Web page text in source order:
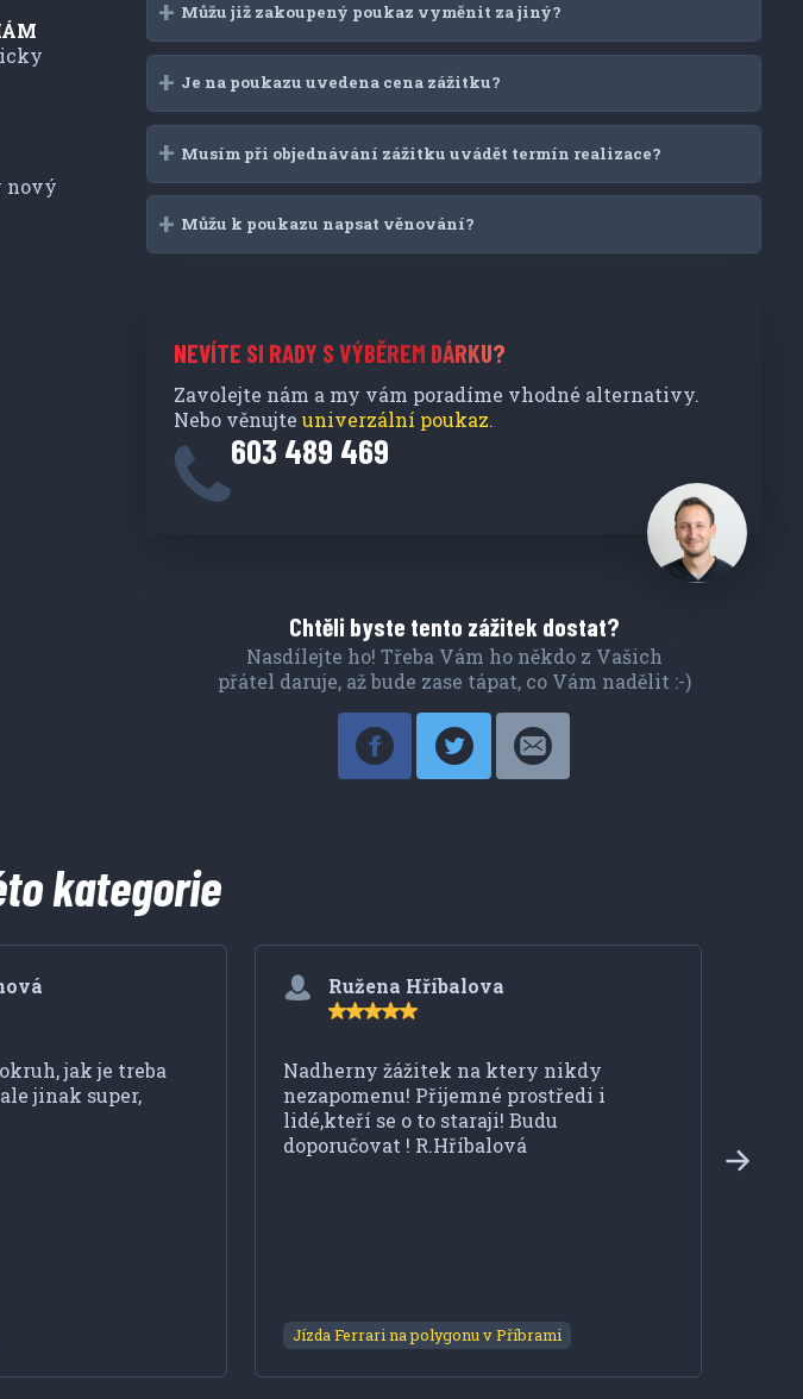
nový
Můžu již zakoupený poukaz vyměnit za jiný?
Je na poukazu uvedena cena zážitku?
Musím při objednávání zážitku uvádět termín realizace?
Můžu k poukazu napsat věnování?
NEVÍTE SI RADY S VÝBĚREM DÁRKU?
Zavolejte nám a my vám poradíme vhodné alternativy.
Nebo věnujte univerzální poukaz.
603 489 469
Chtěli byste tento zážitek dostat?
Nasdílejte ho! Třeba Vám ho někdo z Vašich
přátel daruje, až bude zase tápat, co Vám nadělit :-)
kategorie
jak je treba
jinak super,
Ružena Hříbalova
Nadherny žážitek na ktery nikdy
nezapomenu! Přijemné prostředi i
lidé,kteří se o to staraji! Budu
doporučovat ! R.Hříbalová
Jízda Ferrari na polygonu v Příbrami